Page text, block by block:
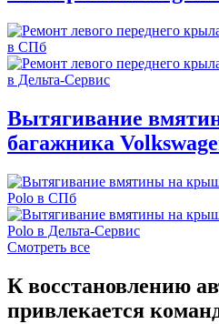
Вытягивание
багажника
Смотреть все
К восстановлению
привлекается